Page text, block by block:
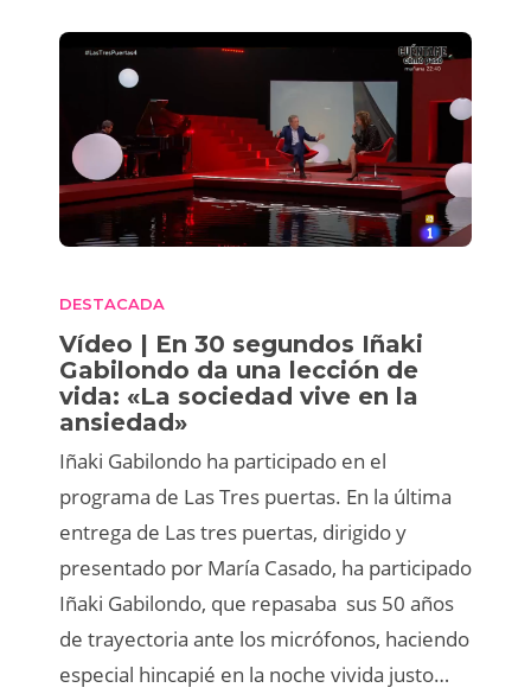
DESTACADA
Vídeo | En 30 segundos Iñaki
Gabilondo da una lección de
vida: «La sociedad vive en la
ansiedad»
Iñaki Gabilondo ha participado en el
programa de Las Tres puertas. En la última
entrega de Las tres puertas, dirigido y
presentado por María Casado, ha participado
Iñaki Gabilondo, que repasaba sus 50 años
de trayectoria ante los micrófonos, haciendo
especial hincapié en la noche vivida justo…